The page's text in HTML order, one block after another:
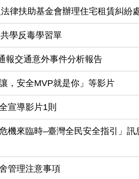
律扶助基金會辦理住宅租賃糾紛
學反毒學習單
報交通意外事件分析報告
，安全MVP就是你」等影片
宣導影片1則
機來臨時–臺灣全民安全指引」
管理注意事項